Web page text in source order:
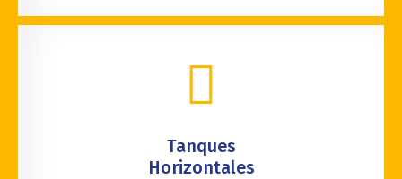
Tanques
Horizontales